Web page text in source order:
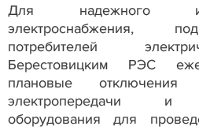
Для надежного и
электроснабжения,
потребителей
Берестовицким РЭС
плановые
электропередачи и
оборудования для